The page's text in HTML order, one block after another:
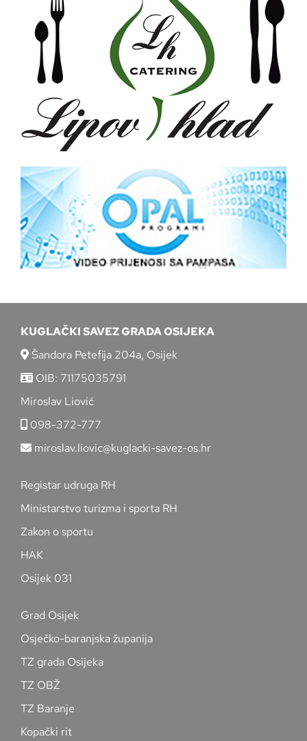
KUGLAČKI SAVEZ GRADA OSIJEKA
Šandora Petefija 204a, Osijek
OIB: 71175035791
Miroslav Liović
098-372-777
miroslav.liovic@kuglacki-savez-os.hr
Registar udruga RH
Ministarstvo turizma i sporta RH
Zakon o sportu
HAK
Osijek 031
Grad Osijek
Osječko-baranjska županija
TZ grada Osijeka
TZ OBŽ
TZ Baranje
Kopački rit